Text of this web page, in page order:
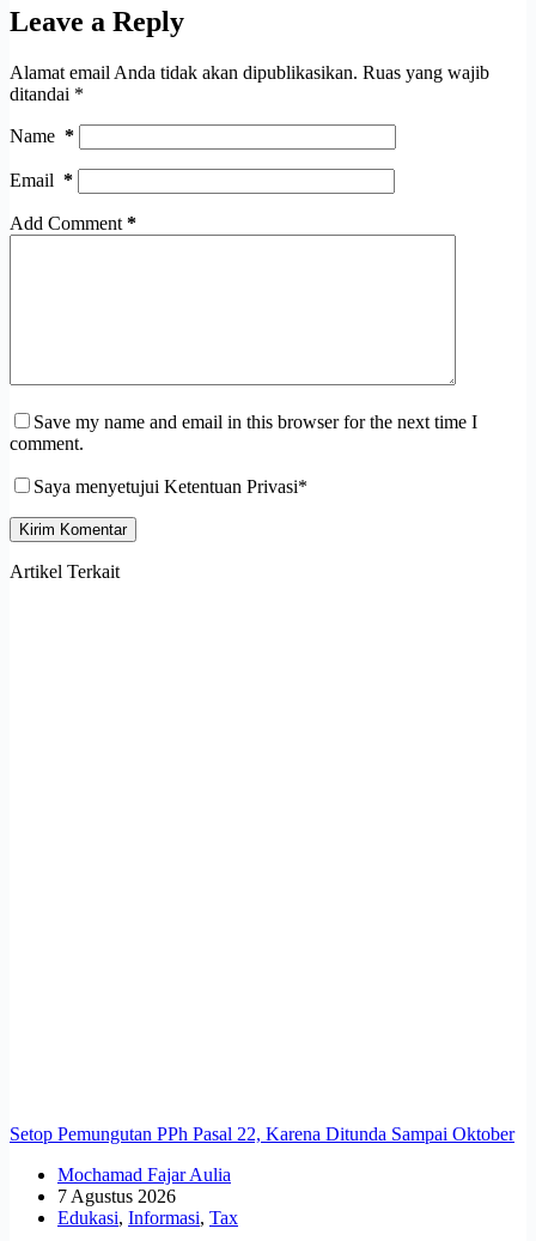
Leave a Reply
Alamat email Anda tidak akan dipublikasikan. Ruas yang wajib
ditandai *
Name *
Email *
Add Comment *
Save my name and email in this browser for the next time I
comment.
Saya menyetujui Ketentuan Privasi*
Kirim Komentar
Artikel Terkait
Setop Pemungutan PPh Pasal 22, Karena Ditunda Sampai Oktober
Mochamad Fajar Aulia
7 Agustus 2026
Edukasi, Informasi, Tax